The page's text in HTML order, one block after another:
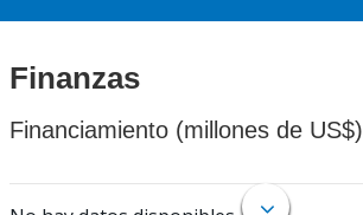
Finanzas
Financiamiento (millones de US$)